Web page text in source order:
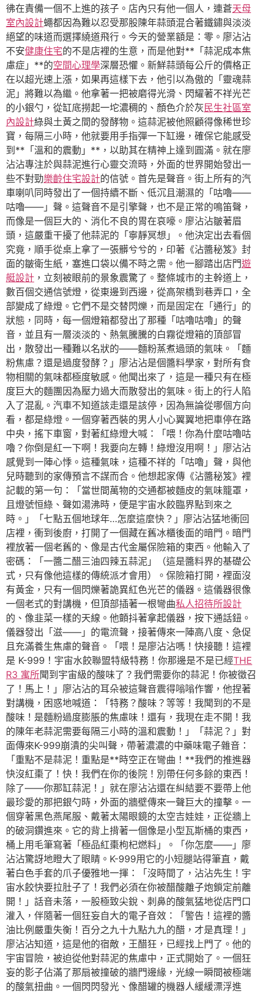
彿在責備一個不上進的孩子。店內只有他一個人，連蒼天母
室內設計蠅都因為難以忍受那股陳年蒜頭混合著鐵鏽與淡淡
絕望的味道而選擇繞道飛行。今天的營業額是：零。廖沾沾
不安健康住宅的不是店裡的生意，而是他對**「蒜泥成本焦
慮症」**的空間心理學深層恐懼。新鮮蒜頭每公斤的價格正
在以超光速上漲，如果再這樣下去，他引以為傲的「靈魂蒜
泥」將難以為繼。他拿著一把被磨得光滑、閃耀著不祥光芒
的小銀勺，從缸底撈起一坨濃稠的、顏色介於灰 民生社區室
內設計綠與土黃之間的發酵物。這蒜泥被他照顧得像稀世珍
寶，每隔三小時，他就要用手指彈一下缸邊，確保它能感受
到**「溫和的震動」**，以助其在精神上達到圓滿。就在廖
沾沾專注於與蒜泥進行心靈交流時，外面的世界開始發出一
些不對勁樂齡住宅設計的信號。首先是聲音。街上所有的汽
車喇叭同時發出了一個持續不斷、低沉且潮濕的「咕嚕——
咕嚕——」聲。這聲音不是引擎聲，也不是正常的鳴笛聲，
而像是一個巨大的、消化不良的胃在哀嚎。廖沾沾皺著眉
頭，這嚴重干擾了他蒜泥的「寧靜冥想」。他決定出去看個
究竟，順手從桌上拿了一張髒兮兮的，印著《沾醬秘笈》封
面的皺衛生紙，塞進口袋以備不時之需。他一腳踏出店門遊
艇設計 ，立刻被眼前的景象震驚了。整條城市的主幹道上，
數百個交通信號燈，從東邊到西邊，從高架橋到巷弄口，全
部變成了綠燈。它們不是交替閃爍，而是固定在「通行」的
狀態，同時，每一個燈箱都發出了那種「咕嚕咕嚕」的聲
音，並且有一層淡淡的、熱氣騰騰的白霧從燈箱的頂部冒
出，散發出一種難以名狀的——麵粉蒸煮過頭的氣味。「麵
粉焦慮？還是過度發酵？」廖沾沾是個醬料學家，對所有食
物相關的氣味都極度敏感。他聞出來了，這是一種只有在極
度巨大的麵團因為壓力過大而散發出的氣味。街上的行人陷
入了混亂。汽車不知道該走還是該停，因為無論從哪個方向
看，都是綠燈。一個穿著西裝的男人小心翼翼地把車停在路
中央，搖下車窗，對著紅綠燈大喊：「喂！你為什麼咕嚕咕
嚕？你倒是紅一下啊！我要向左轉！綠燈沒用啊！」廖沾沾
感覺到一陣心悸。這種氣味，這種不祥的「咕嚕」聲，與他
兒時聽到的家傳預言不謀而合。他想起家傳《沾醬秘笈》裡
記載的第一句：「當世間萬物的交通都被麵皮的氣味籠罩，
且燈號恒綠、聲如湯沸時，便是宇宙水餃臨界點到來之
時。」「七點五個地球年…怎麼這麼快？」廖沾沾猛地衝回
店裡，衝到後廚，打開了一個藏在舊冰櫃後面的暗門。暗門
裡放著一個老舊的、像是古代金屬保險箱的東西。他輸入了
密碼：「一醬二醋三油四辣五蒜泥」（這是醬料界的基礎公
式，只有像他這樣的傳統派才會用）。保險箱打開，裡面沒
有黃金，只有一個閃爍著詭異紅色光芒的儀器。這儀器很像
一個老式的對講機，但頂部插著一根彎曲私人招待所設計
的、像韭菜一樣的天線。他顫抖著拿起儀器，按下通話鈕。
儀器發出「滋——」的電流聲，接著傳來一陣高八度、急促
且充滿養生焦慮的聲音。「喂！是廖沾沾嗎！快接聽！這裡
是 K-999！宇宙水餃聯盟特級特務！你那邊是不是已經THE
R3 寓所聞到宇宙級的酸味了？我們需要你的蒜泥！你被徵召
了！馬上！」廖沾沾的耳朵被這聲音震得嗡嗡作響，他捏著
對講機，困惑地喊道：「特務？酸味？等等！我聞到的不是
酸味！是麵粉過度膨脹的焦慮味！還有，我現在走不開！我
的陳年老蒜泥需要每隔三小時的溫和震動！」「蒜泥？」對
面傳來K-999崩潰的尖叫聲，帶著濃濃的中藥味電子雜音：
「重點不是蒜泥！重點是**時空正在彎曲！**我們的推進器
快沒紅棗了！快！我們在你的後院！別帶任何多餘的東西！
除了——你那缸蒜泥！」就在廖沾沾還在糾結要不要帶上他
最珍愛的那把銀勺時，外面的牆壁傳來一聲巨大的撞擊。一
個穿著黑色燕尾服、戴著太陽眼鏡的太空吉娃娃，正從牆上
的破洞鑽進來。它的背上揹著一個像是小型瓦斯桶的東西，
桶上用毛筆寫著「極品紅棗枸杞燃料」。「你怎麼——」廖
沾沾驚訝地瞪大了眼睛。K-999用它的小短腿站得筆直，戴
著白色手套的爪子優雅地一揮：「沒時間了，沾沾先生！宇
宙水餃快要拉肚子了！我們必須在你被醋酸離子炮鎖定前離
開！」話音未落，一股極致尖銳、刺鼻的酸氣猛地從店門口
灌入，伴隨著一個狂妄自大的電子音效：「警告！這裡的醬
油比例嚴重失衡！百分之九十九點九九的醋，才是真理！」
廖沾沾知道，這是他的宿敵，王醋狂，已經找上門了。他的
宇宙冒險，被迫從他對蒜泥的焦慮中，正式開始了。一個狂
妄的影子佔滿了那扇被撞破的牆門邊緣，光線一瞬間被極端
的酸氣扭曲。一個閃閃發光、像醋罐的機器人緩緩漂浮進